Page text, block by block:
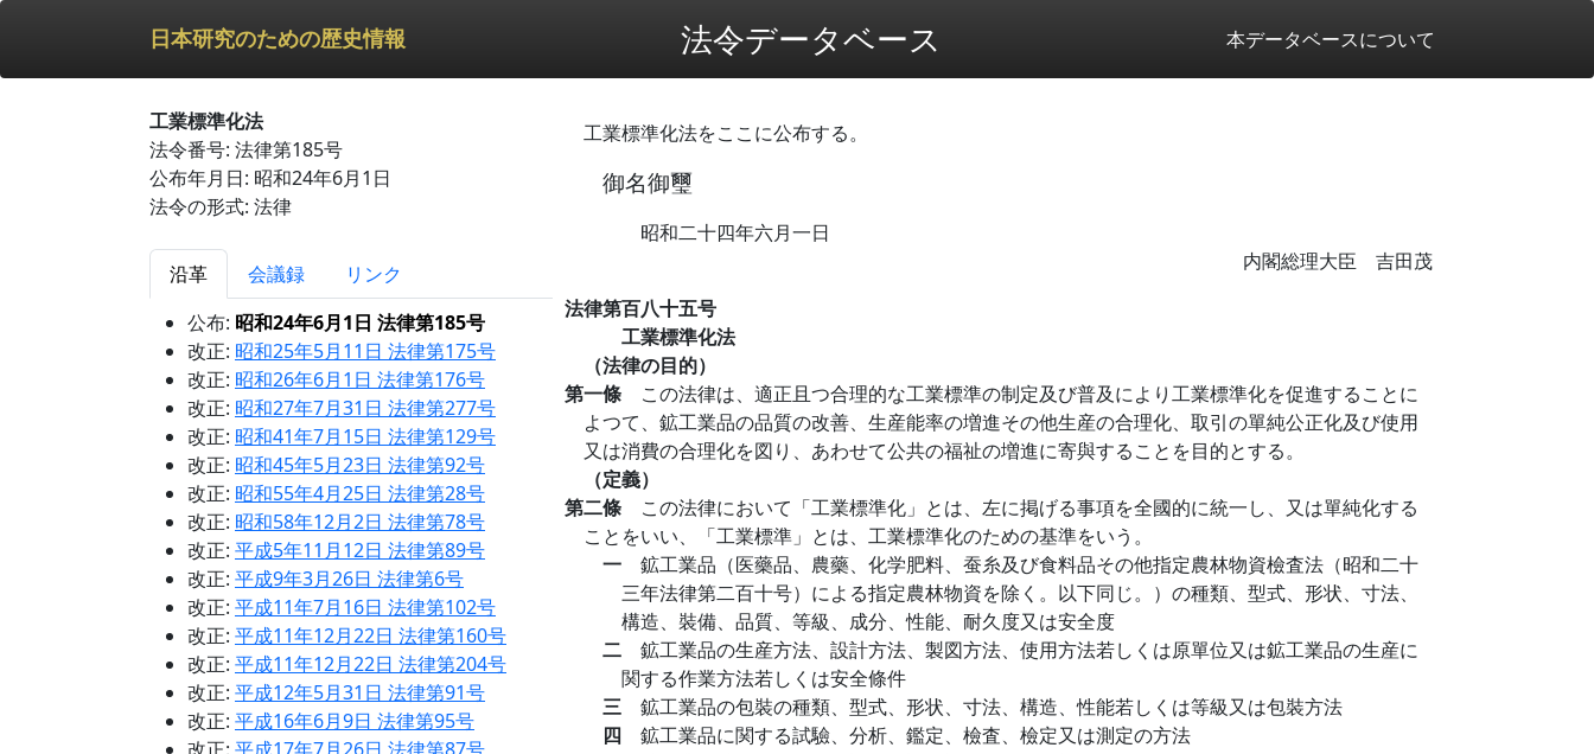
日本研究のための歴史情報 法令データベース 本データベースについて
工業標準化法
法令番号: 法律第185号
公布年月日: 昭和24年6月1日
法令の形式: 法律
沿革 会議録
リンク
公布: 昭和24年6月1日 法律第185号
改正: 昭和25年5月11日 法律第175号
改正: 昭和26年6月1日 法律第176号
改正: 昭和27年7月31日 法律第277号
改正: 昭和41年7月15日 法律第129号
改正: 昭和45年5月23日 法律第92号
改正: 昭和55年4月25日 法律第28号
改正: 昭和58年12月2日 法律第78号
改正: 平成5年11月12日 法律第89号
改正: 平成9年3月26日 法律第6号
改正: 平成11年7月16日 法律第102号
改正: 平成11年12月22日 法律第160号
改正: 平成11年12月22日 法律第204号
改正: 平成12年5月31日 法律第91号
改正: 平成16年6月9日 法律第95号
工業標準化法をここに公布する。
御名御璽
昭和二十四年六月一日
内閣総理大臣 吉田茂
法律第百八十五号
工業標準化法
（法律の目的）
第一條 この法律は、適正且つ合理的な工業標準の制定及び普及により工業標準化を促進することに
よつて、鉱工業品の品質の改善、生産能率の増進その他生産の合理化、取引の單純公正化及び使用
又は消費の合理化を図り、あわせて公共の福祉の増進に寄與することを目的とする。
（定義）
第二條 この法律において「工業標準化」とは、左に掲げる事項を全國的に統一し、又は單純化する
ことをいい、「工業標準」とは、工業標準化のための基準をいう。
一 鉱工業品（医藥品、農藥、化学肥料、蚕糸及び食料品その他指定農林物資檢査法（昭和二十
三年法律第二百十号）による指定農林物資を除く。以下同じ。）の種類、型式、形状、寸法、
構造、裝備、品質、等級、成分、性能、耐久度又は安全度
二 鉱工業品の生産方法、設計方法、製図方法、使用方法若しくは原單位又は鉱工業品の生産に
関する作業方法若しくは安全條件
三 鉱工業品の包裝の種類、型式、形状、寸法、構造、性能若しくは等級又は包裝方法
四 鉱工業品に関する試驗、分析、鑑定、檢査、檢定又は測定の方法